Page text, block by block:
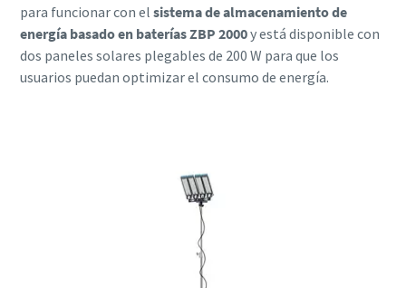
para funcionar con el sistema de almacenamiento de
energía basado en baterías ZBP 2000y está disponible con
dos paneles solares plegables de 200 W para que los
usuarios puedan optimizar el consumo de energía.